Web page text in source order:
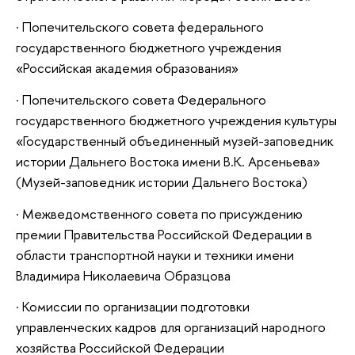
· Попечительского совета федерального
государственного бюджетного учреждения
«Российская академия образования»
· Попечительского совета Федерального
государственного бюджетного учреждения культуры
«Государственный объединенный музей-заповедник
истории Дальнего Востока имени В.К. Арсеньева»
(Музей-заповедник истории Дальнего Востока)
· Межведомственного совета по присуждению
премии Правительства Российской Федерации в
области транспортной науки и техники имени
Владимира Николаевича Образцова
· Комиссии по организации подготовки
управленческих кадров для организаций народного
хозяйства Российской Федерации